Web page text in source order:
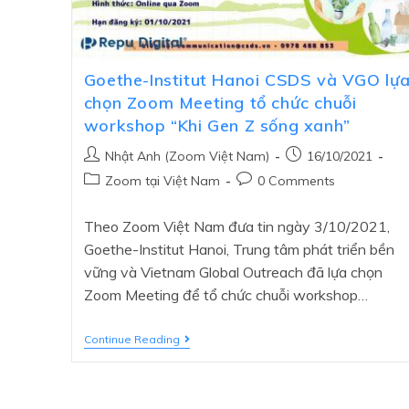
Goethe-Institut Hanoi CSDS và VGO
chọn Zoom Meeting tổ chức chuỗi
workshop “Khi Gen Z sống xanh”
Nhật Anh (Zoom Việt Nam)
16/10/2021
Zoom tại Việt Nam
0 Comments
Theo Zoom Việt Nam đưa tin ngày 3/10/2021,
Goethe-Institut Hanoi, Trung tâm phát triển bền
vững và Vietnam Global Outreach đã lựa chọn
Zoom Meeting để tổ chức chuỗi workshop…
Continue Reading